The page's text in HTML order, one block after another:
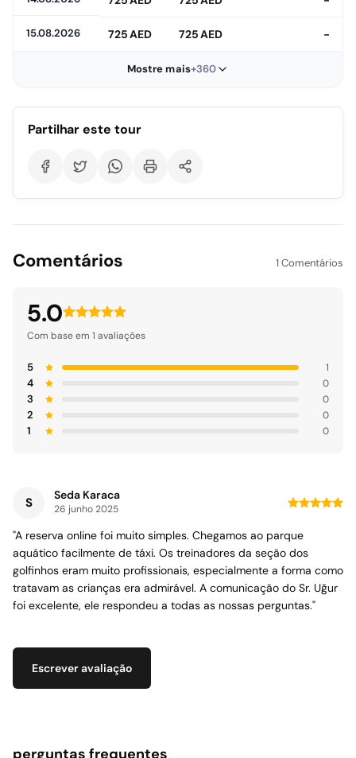
15.08.2026 725 AED 725 AED -
Mostre mais+360
Partilhar este tour
Comentários 1 Comentários
5.0
Com base em 1 avaliações
5 1
4 0
3 0
2 0
1 0
S Seda Karaca
26 junho 2025
"A reserva online foi muito simples. Chegamos ao parque
aquático facilmente de táxi. Os treinadores da seção dos
golfinhos eram muito profissionais, especialmente a forma como
tratavam as crianças era admirável. A comunicação do Sr. Uğur
foi excelente, ele respondeu a todas as nossas perguntas."
Escrever avaliação
perguntas frequentes